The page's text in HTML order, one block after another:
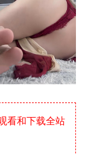
看和下载全站